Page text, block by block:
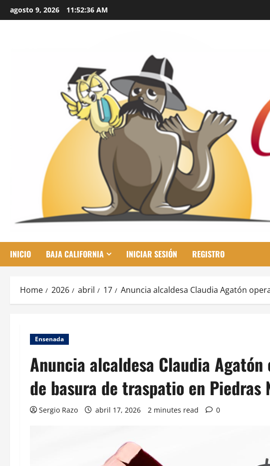
to
agosto 9, 2026 11:52:37 AM
INICIO BAJA CALIFORNIA INICIAR SESIÓN REGISTRO
Home 2026 abril 17 Anuncia alcaldesa Claudia Agatón
Ensenada
Anuncia alcaldesa Claudia
de basura de traspatio en Piedras
Sergio Razo abril 17, 2026 2 minutes read 0